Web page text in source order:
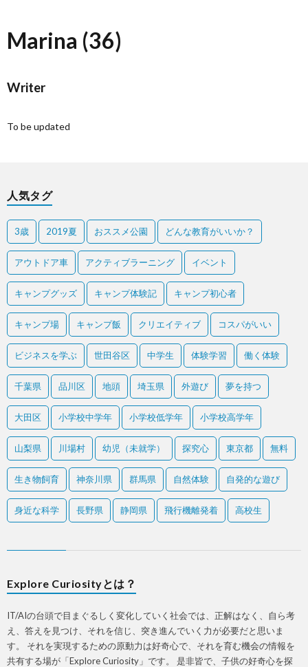
Marina (36)
Writer
To be updated
人気タグ
3歳 2019夏 おススメ公園 どんな教育がいいか？
アウトドア車 アクティブラーニング イベント
キャンプグッズ キャンプ体験記 キャンプ初心者
キャンプ場 キャンプ飯 クリエイティブ コスパがいい
ビジネスを学ぶ 世田谷区 中学生 体験学習 働く体験
千葉県 品川区 地頭 埼玉県 外遊び 夢を持つ
大田区 小学校中学年 小学校低学年 小学校高学年
山梨県 川場村 幼児（未就学） 探究心 東京都 無料
生き物飼育 神奈川県 群馬県 自然体験 自発的な遊び
身近な科学 長野県 静岡県 飛行機離発着 高校生
Explore Curiosityとは？
IT/AIの台頭で目まぐるしく変化していく社会では、正解はなく、自ら考
え、答えを見つけ、それを信じ、突き進んでいく力が必要だと思いま
す。 それを実現するための原動力は好奇心で、それを育む機会の情報を
共有する場が「Explore Curiosity」です。 是非皆で、子供の好奇心を探